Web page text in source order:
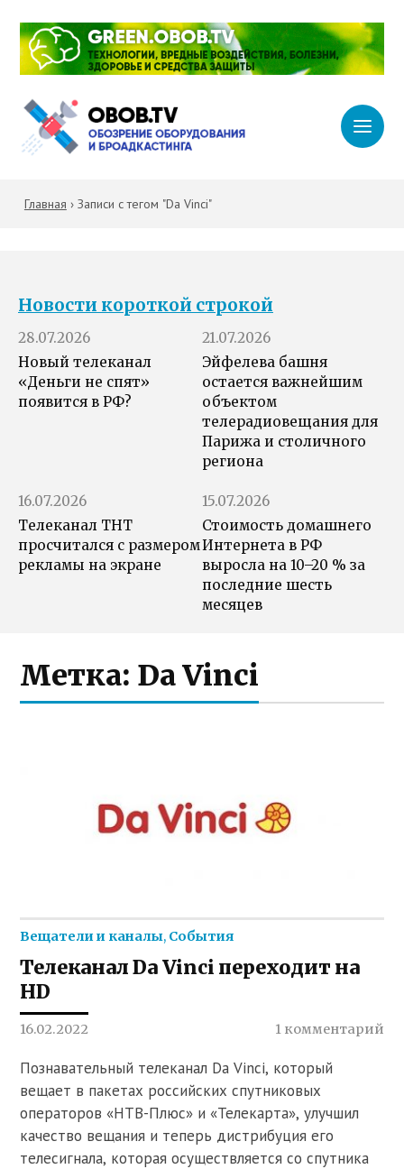
Главная › Записи с тегом "Da Vinci"
Новости короткой строкой
28.07.2026
Новый телеканал
«Деньги не спят»
появится в РФ?
21.07.2026
Эйфелева башня
остается важнейшим
объектом
телерадиовещания для
Парижа и столичного
региона
16.07.2026
Телеканал ТНТ
просчитался с размером
рекламы на экране
15.07.2026
Стоимость домашнего
Интернета в РФ
выросла на 10–20 % за
последние шесть
месяцев
Метка: Da Vinci
Вещатели и каналы, События
Телеканал Da Vinci переходит на
HD
16.02.2022 1 комментарий
Познавательный телеканал Da Vinci, который
вещает в пакетах российских спутниковых
операторов «НТВ-Плюс» и «Телекарта», улучшил
качество вещания и теперь дистрибуция его
телесигнала, которая осуществляется со спутника